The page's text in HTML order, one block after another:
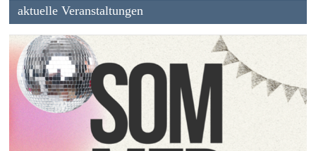
aktuelle Veranstaltungen